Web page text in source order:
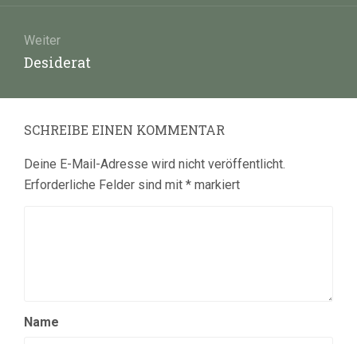
Weiter
Nächster
Desiderat
SCHREIBE EINEN KOMMENTAR
Deine E-Mail-Adresse wird nicht veröffentlicht.
Erforderliche Felder sind mit * markiert
Name